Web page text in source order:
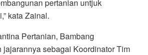
pertanian untjuk
kata Zainal.
Pertanian, Bambang
jajarannya sebagai Koordinator Tim